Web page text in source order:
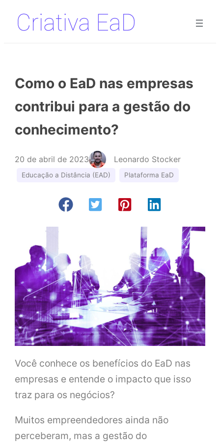
Pular
para
Como o EaD nas empresas
contribui para a gestão do
conhecimento?
20 de abril de 2023 Leonardo Stocker
Educação a Distância (EAD) Plataforma EaD
Você conhece os benefícios do EaD nas
empresas e entende o impacto que isso
traz para os negócios?
Muitos empreendedores ainda não
perceberam, mas a gestão do